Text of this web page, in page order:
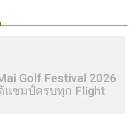
k
Golf Festival 2026
แชมป์ครบทุก Flight